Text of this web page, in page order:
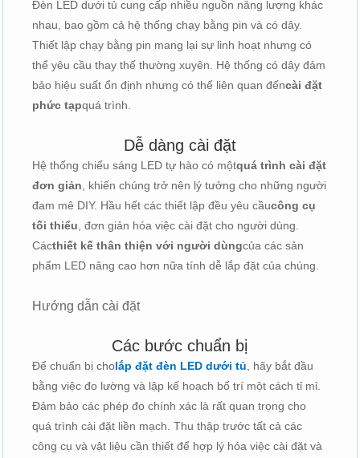
Đèn LED dưới tủ cung cấp nhiều nguồn năng lượng khác
nhau, bao gồm cả hệ thống chạy bằng pin và có dây.
Thiết lập chạy bằng pin mang lại sự linh hoạt nhưng có
thể yêu cầu thay thế thường xuyên. Hệ thống có dây đảm
bảo hiệu suất ổn định nhưng có thể liên quan đếncài đặt
phức tạpquá trình.
Dễ dàng cài đặt
Hệ thống chiếu sáng LED tự hào có mộtquá trình cài đặt
đơn giản , khiến chúng trở nên lý tưởng cho những người
đam mê DIY. Hầu hết các thiết lập đều yêu cầucông cụ
tối thiểu , đơn giản hóa việc cài đặt cho người dùng.
Cácthiết kế thân thiện với người dùngcủa các sản
phẩm LED nâng cao hơn nữa tính dễ lắp đặt của chúng.
Hướng dẫn cài đặt
Các bước chuẩn bị
Để chuẩn bị cholắp đặt đèn LED dưới tủ , hãy bắt đầu
bằng việc đo lường và lập kế hoạch bố trí một cách tỉ mỉ.
Đảm bảo các phép đo chính xác là rất quan trọng cho
quá trình cài đặt liền mạch. Thu thập trước tất cả các
công cụ và vật liệu cần thiết để hợp lý hóa việc cài đặt và